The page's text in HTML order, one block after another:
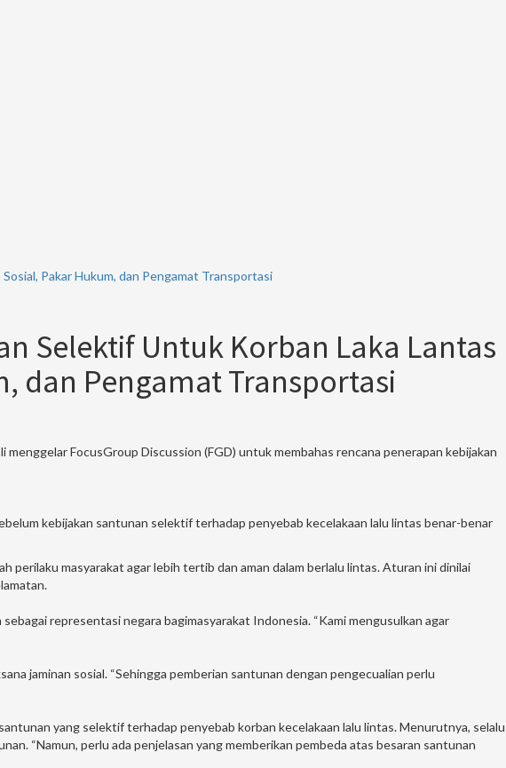
Pakar Hukum, dan Pengamat Transportasi
Selektif Untuk Korban Laka Lantas
dan Pengamat Transportasi
FocusGroup Discussion (FGD) untuk membahas rencana penerapan kebijakan
kebijakan santunan selektif terhadap penyebab kecelakaan lalu lintas benar-benar
masyarakat agar lebih tertib dan aman dalam berlalu lintas. Aturan ini dinilai
representasi negara bagimasyarakat Indonesia. “Kami mengusulkan agar
jaminan sosial. “Sehingga pemberian santunan dengan pengecualian perlu
yang selektif terhadap penyebab korban kecelakaan lalu lintas. Menurutnya, selalu
“Namun, perlu ada penjelasan yang memberikan pembeda atas besaran santunan